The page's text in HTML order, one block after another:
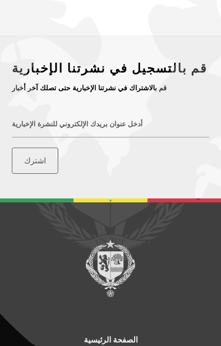
قم بالتسجيل في نشرتنا الإخبارية
قم بالاشتراك في نشرتنا الإخبارية حتى تصلك آخر أخبار
أدخل عنوان بريدك الإلكتروني للنشرة الإخبارية
اشترك
الصفحة الرئيسية